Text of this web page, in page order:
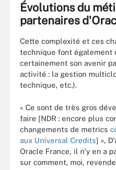
Évolutions du
partenaires
Cette complexité et ces
technique font également
certainement son avenir
activité : la gestion
technique, etc.).
« Ce sont de très gros
faire [NDR : encore plus
changements de metrics
aux Universal Credits] »,
Oracle France, il n'y en a
sur comment, moi,